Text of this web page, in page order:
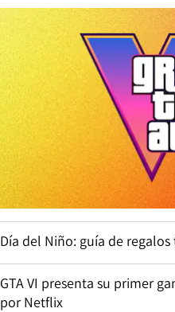
Día del Niño: guía de
GTA VI presenta su primer
por Netflix